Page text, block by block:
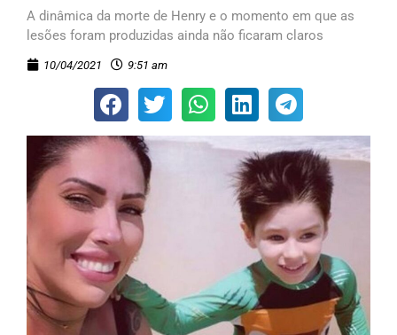
A dinâmica da morte de Henry e o momento em que as
lesões foram produzidas ainda não ficaram claros
10/04/2021 9:51 am